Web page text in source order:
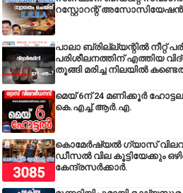
റസ്റ്റോറന്റ് അസോസിയേഷൻ
പാലാ ബ്രില്ല്യന്റിൽ നീറ്റ്
പരിശീലനത്തിന് എത്തിയ
തൂങ്ങി മരിച്ച നിലയിൽ
മെയ് 6ന് 24 മണിക്കൂർ
കെ.എച്ച്.ആർ.എ.
കൊമേർഷ്യൽ ഗ്യാസ്
ഡീസല്‍ വില കൂട്ടിയേക്കും
കേന്ദ്രസര്‍ക്കാര്‍.